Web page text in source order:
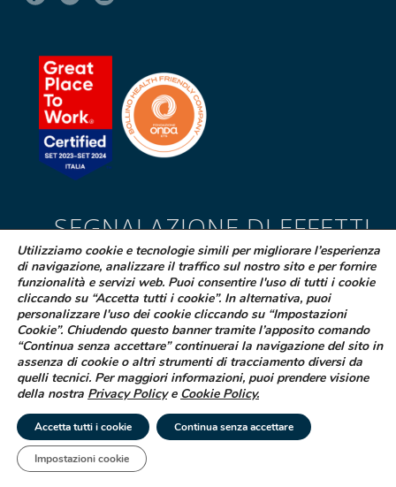
Tel
SEGNALAZIONE DI EFFETTI
INDESIDERATI DA FARMACI
Se sospetti di aver avuto effetti indesiderati durante l’assunzione di
uno dei medicinali Difa Cooper o ne hai riscontrato dei difetti puoi
segnalarlo immediatamente al tuo medico curante, al farmacista
oppure alla struttura sanitaria di riferimento
LEGGI COME FARE
© 2025 Difa Cooper SpA - Capitale Sociale € 750.000 i.v. Socio Unico |
(VA) 129020 - C.F. P. IVA e Reg. Impr. (VA) - IT 00334560125 Estero Mecc.
Società soggetta ad attività di direzione e coordinamento di Industrial
Utilizziamo cookie e tecnologie simili per migliorare l’esperienza
di navigazione, analizzare il traffico sul nostro sito e per fornire
funzionalità e servizi web. Puoi consentire l'uso di tutti i cookie
cliccando su “Accetta tutti i cookie”. In alternativa, puoi
personalizzare l'uso dei cookie cliccando su “Impostazioni
Cookie”. Chiudendo questo banner tramite l’apposito comando
“Continua senza accettare” continuerai la navigazione del sito in
assenza di cookie o altri strumenti di tracciamento diversi da
quelli tecnici. Per maggiori informazioni, puoi prendere visione
della nostra Privacy Policye Cookie Policy.
Accetta tutti i cookie Continua senza accettare
Impostazioni cookie